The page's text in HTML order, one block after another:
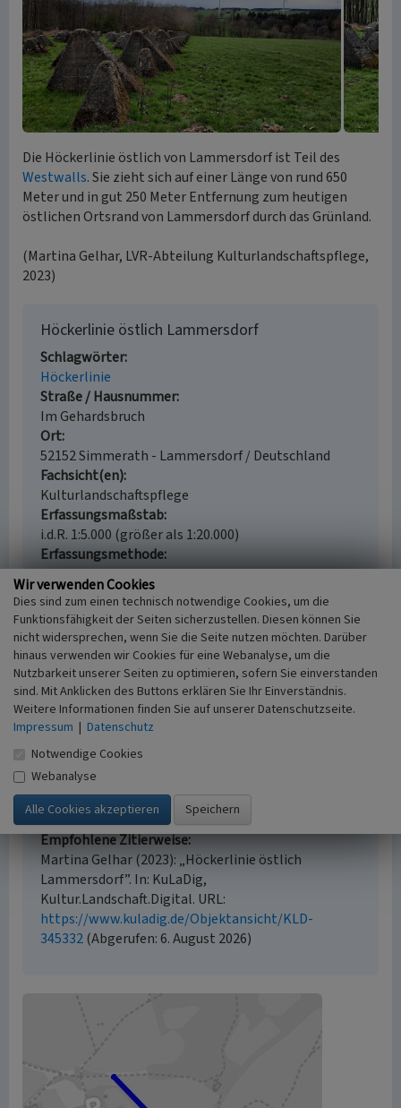
Die Höckerlinie östlich von Lammersdorf ist Teil des
Westwalls. Sie zieht sich auf einer Länge von rund 650
Meter und in gut 250 Meter Entfernung zum heutigen
östlichen Ortsrand von Lammersdorf durch das Grünland.
(Martina Gelhar, LVR-Abteilung Kulturlandschaftspflege,
2023)
Höckerlinie östlich Lammersdorf
Schlagwörter
Höckerlinie
Straße / Hausnummer
Im Gehardsbruch
Ort
52152 Simmerath - Lammersdorf / Deutschland
Fachsicht(en)
Kulturlandschaftspflege
Erfassungsmaßstab
i.d.R. 1:5.000 (größer als 1:20.000)
Erfassungsmethode
Geländebegehung/-kartierung
Historischer Zeitraum
Beginn vor 1945
Empfohlene Zitierweise
Urheberrechtlicher Hinweis
Lizenz CC BY 4.0 (Namensnennung). Die angezeigten
Medien unterliegen möglicherweise zusätzlichen
urheberrechtlichen Bedingungen, die an diesen
ausgewiesen sind.
Empfohlene Zitierweise
Martina Gelhar (2023): „Höckerlinie östlich
Lammersdorf”. In: KuLaDig,
Kultur.Landschaft.Digital. URL:
https://www.kuladig.de/Objektansicht/KLD-
345332(Abgerufen: 6. August 2026)
Wir verwenden Cookies
Dies sind zum einen technisch notwendige Cookies, um die
Funktionsfähigkeit der Seiten sicherzustellen. Diesen können Sie
nicht widersprechen, wenn Sie die Seite nutzen möchten. Darüber
hinaus verwenden wir Cookies für eine Webanalyse, um die
Nutzbarkeit unserer Seiten zu optimieren, sofern Sie einverstanden
sind. Mit Anklicken des Buttons erklären Sie Ihr Einverständnis.
Weitere Informationen finden Sie auf unserer Datenschutzseite.
Impressum | Datenschutz
Notwendige Cookies
Webanalyse